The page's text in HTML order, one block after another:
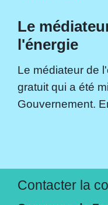
Le
l'énergie
Le médiateur de
gratuit qui a été
Gouvernement.
Contacter la